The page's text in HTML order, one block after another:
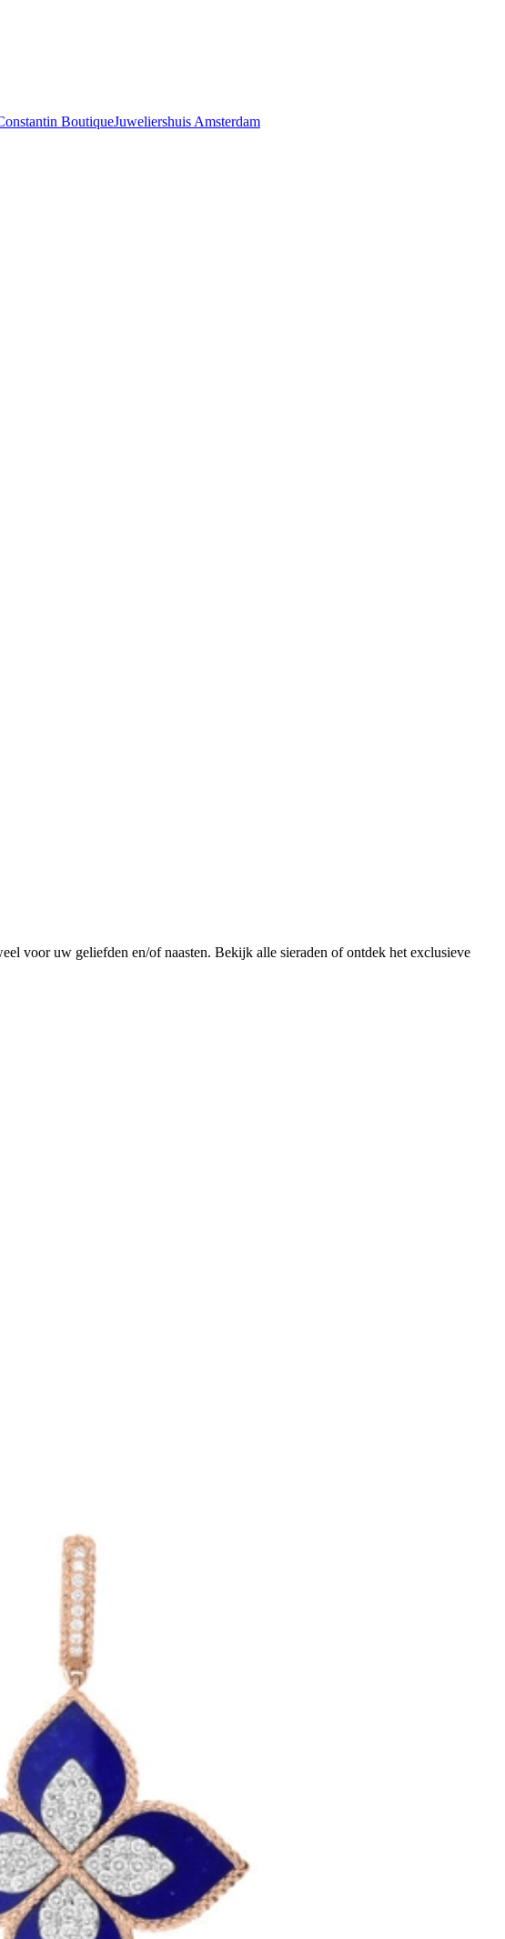
BoutiqueJuweliershuis Amsterdam
voor uw geliefden en/of naasten. Bekijk alle sieraden of ontdek het exclusieve